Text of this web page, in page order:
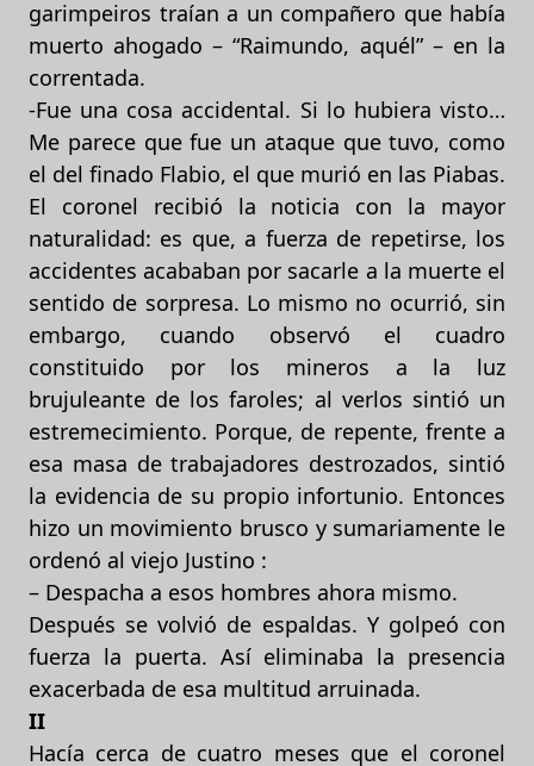
garimpeiros traían a un compañero que había
muerto ahogado – “Raimundo, aquél” – en la
correntada.
-Fue una cosa accidental. Si lo hubiera visto…
Me parece que fue un ataque que tuvo, como
el del finado Flabio, el que murió en las Piabas.
El coronel recibió la noticia con la mayor
naturalidad: es que, a fuerza de repetirse, los
accidentes acababan por sacarle a la muerte el
sentido de sorpresa. Lo mismo no ocurrió, sin
embargo, cuando observó el cuadro
constituido por los mineros a la luz
brujuleante de los faroles; al verlos sintió un
estremecimiento. Porque, de repente, frente a
esa masa de trabajadores destrozados, sintió
la evidencia de su propio infortunio. Entonces
hizo un movimiento brusco y sumariamente le
ordenó al viejo Justino :
– Despacha a esos hombres ahora mismo.
Después se volvió de espaldas. Y golpeó con
fuerza la puerta. Así eliminaba la presencia
exacerbada de esa multitud arruinada.
II
Hacía cerca de cuatro meses que el coronel